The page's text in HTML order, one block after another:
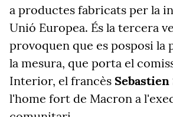
a productes fabricats per la
Unió Europea. És la tercera
provoquen que es posposi la
la mesura, que porta el
Interior, el francès
l'home fort de Macron a